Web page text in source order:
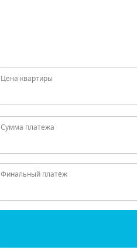
Цена квартиры
Сумма платежа
Финальный платёж